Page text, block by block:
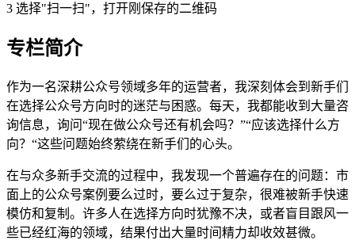
3 选择"扫一扫"，打开刚保存的二维码
专栏简介
作为一名深耕公众号领域多年的运营者，我深刻体会到新手们
在选择公众号方向时的迷茫与困惑。每天，我都能收到大量咨
询信息，询问“现在做公众号还有机会吗？”“应该选择什么方
向？“这些问题始终萦绕在新手们的心头。
在与众多新手交流的过程中，我发现一个普遍存在的问题：市
面上的公众号案例要么过时，要么过于复杂，很难被新手快速
模仿和复制。许多人在选择方向时犹豫不决，或者盲目跟风一
些已经红海的领域，结果付出大量时间精力却收效甚微。